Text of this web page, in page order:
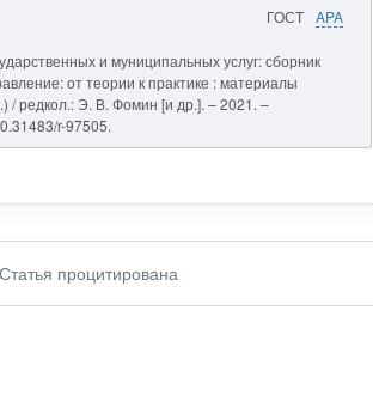
ГОСТ APA
и муниципальных услуг: сборник
от теории к практике : материалы
/ редкол.: Э. В. Фомин [и др.]. – 2021. –
r-97505.
Статья процитирована